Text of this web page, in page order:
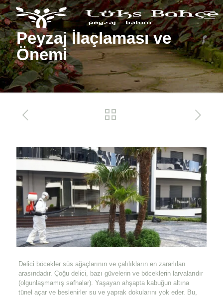
Peyzaj İlaçlaması ve
Önemi
Delici böcekler süs ağaçlarının ve çalılıkların en zararlıları
arasındadır. Çoğu delici, bazı güvelerin ve böceklerin larvalarıdır
(olgunlaşmamış safhalar). Yaşayan ahşapta kabuğun altına
tünel açar ve beslenirler su ve yaprak dokularını yok eder. Bu,